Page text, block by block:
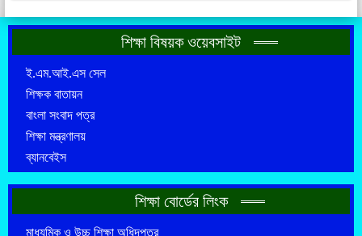
শিক্ষা বিষয়ক ওয়েবসাইট
ই.এম.আই.এস সেল
শিক্ষক বাতায়ন
বাংলা সংবাদ পত্র
শিক্ষা মন্ত্রণালয়
ব্যানবেইস
শিক্ষা বোর্ডের লিংক
মাধ্যমিক ও উচ্চ শিক্ষা অধিদপ্তর